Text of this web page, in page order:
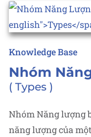
Posted
in
Knowledge Base
Nhóm
Types
Nhóm Năng lượng
năng lượng của